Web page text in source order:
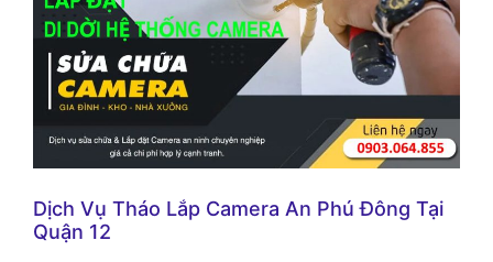
Dịch Vụ Tháo Lắp Camera An Phú Đông Tại
Quận 12